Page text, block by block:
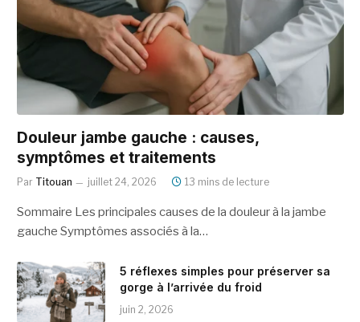
Douleur jambe gauche : causes,
symptômes et traitements
Par Titouan juillet 24, 2026 13 mins de lecture
Sommaire Les principales causes de la douleur à la jambe
gauche Symptômes associés à la…
5 réflexes simples pour préserver sa
gorge à l’arrivée du froid
juin 2, 2026